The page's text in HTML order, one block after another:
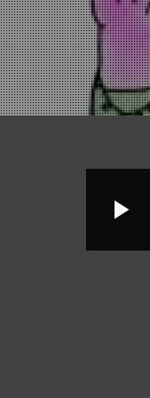
play_arrow